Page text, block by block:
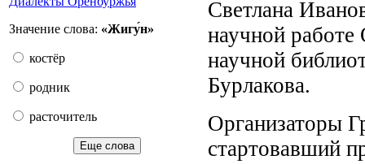
Значение слова: «Жигу́н»
костёр
родник
расточитель
Еще слова
Светлана
научной работе
научной
Бурлакова.
Организаторы
стартовавший